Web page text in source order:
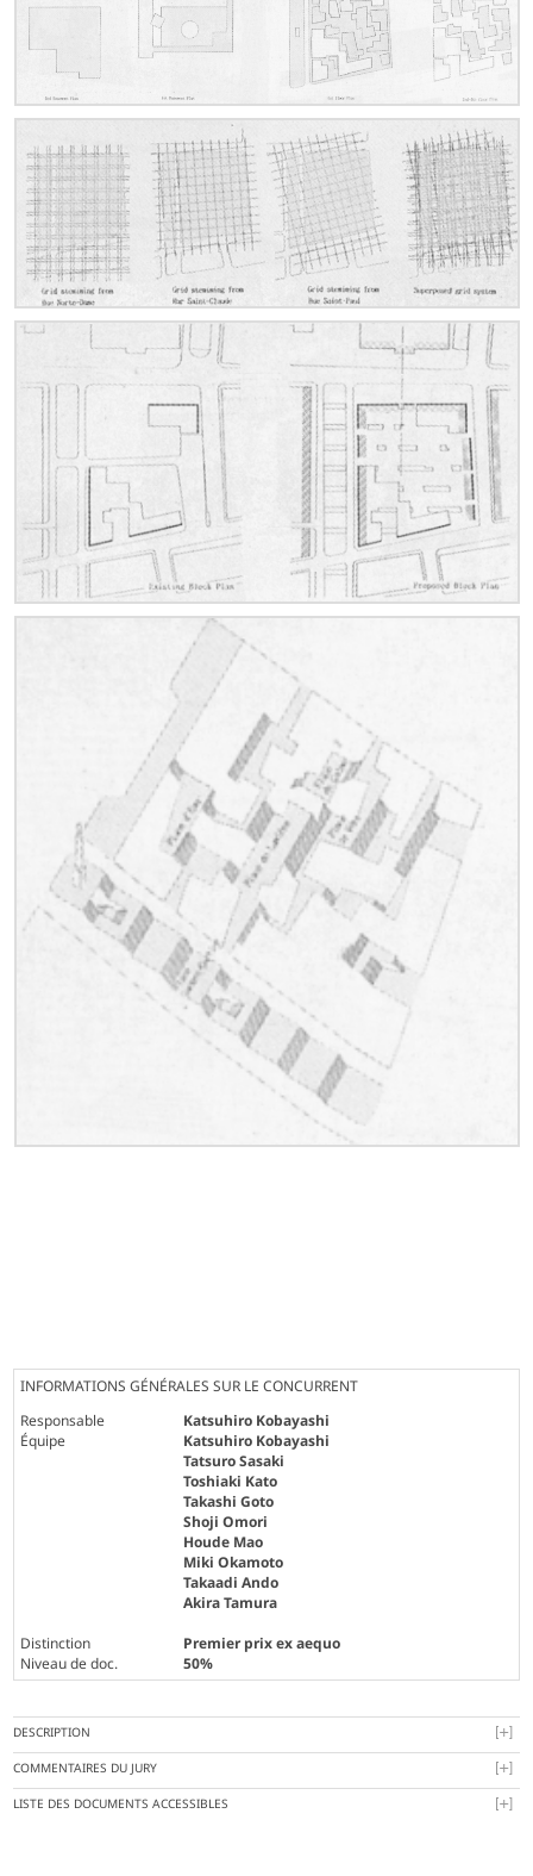
INFORMATIONS GÉNÉRALES SUR LE CONCURRENT
Responsable
Katsuhiro Kobayashi
Équipe
Katsuhiro Kobayashi
Tatsuro Sasaki
Toshiaki Kato
Takashi Goto
Shoji Omori
Houde Mao
Miki Okamoto
Takaadi Ando
Akira Tamura
Distinction
Premier prix ex aequo
Niveau de doc.
50%
DESCRIPTION
COMMENTAIRES DU JURY
LISTE DES DOCUMENTS ACCESSIBLES